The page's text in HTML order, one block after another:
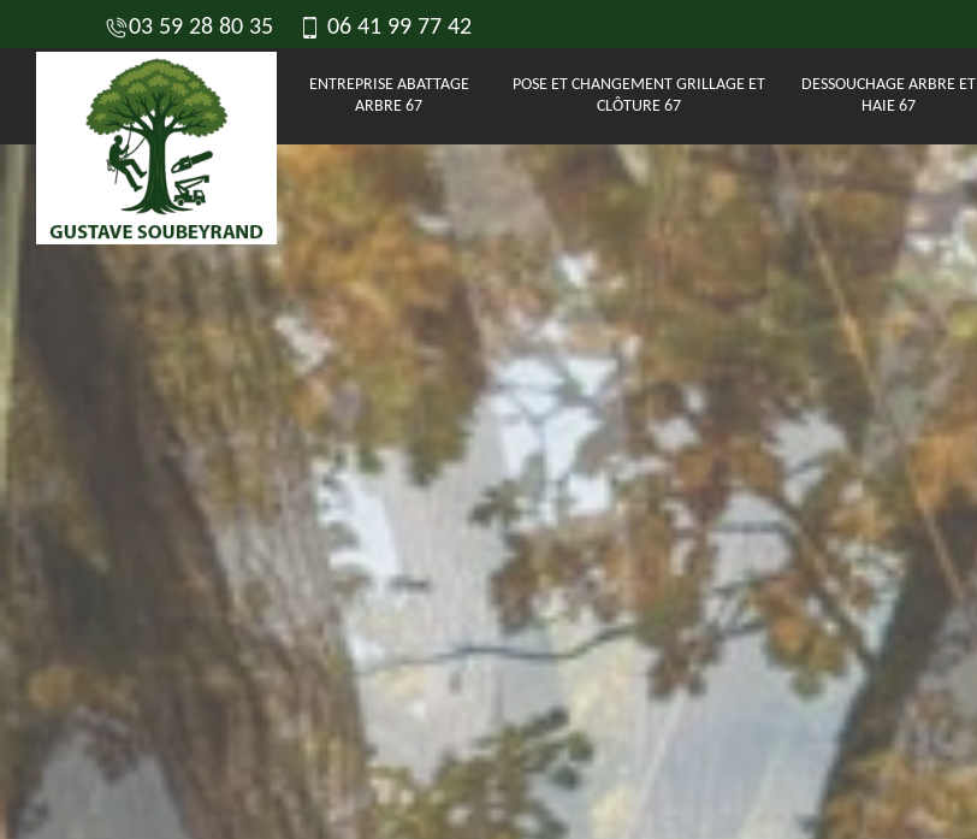
03 59 28 80 35 06 41 99 77 42
ENTREPRISE ABATTAGE
ARBRE 67
POSE ET CHANGEMENT GRILLAGE ET
CLÔTURE 67
DESSOUCHAGE ARBRE ET
HAIE 67